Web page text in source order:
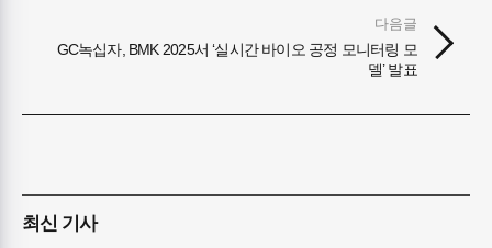
다음글
GC녹십자, BMK 2025서 ‘실시간 바이오 공정 모니터링 모
델’ 발표
최신 기사